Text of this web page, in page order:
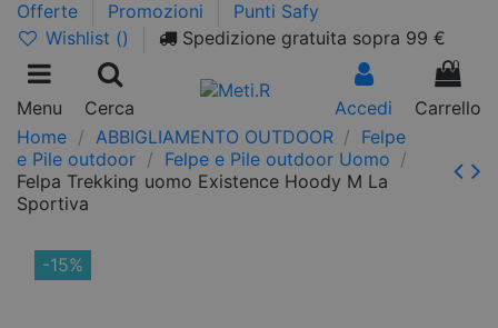
Offerte Promozioni
Punti Safy
Wishlist () Spedizione gratuita sopra 99 €
Menu Cerca Accedi
0
Carrello
Home
ABBIGLIAMENTO OUTDOOR
Felpe
e Pile outdoor
Felpe e Pile outdoor Uomo
Felpa Trekking uomo Existence Hoody M La
Sportiva
-15%